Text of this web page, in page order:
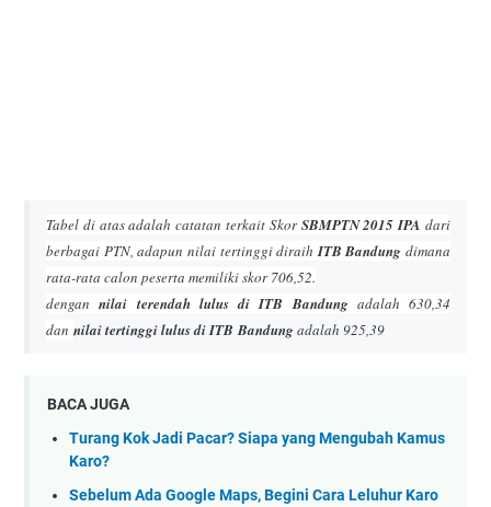
Tabel di atas adalah catatan terkait SkorSBMPTN 2015 IPA dari
berbagai PTN, adapun nilai tertinggi diraihITB Bandung dimana
rata-rata calon peserta memiliki skor 706,52.
dengannilai terendah lulus di ITB Bandungadalah 630,34
dan nilai tertinggi lulus di ITB Bandungadalah 925,39
BACA JUGA
Turang Kok Jadi Pacar? Siapa yang Mengubah Kamus
Karo?
Sebelum Ada Google Maps, Begini Cara Leluhur Karo